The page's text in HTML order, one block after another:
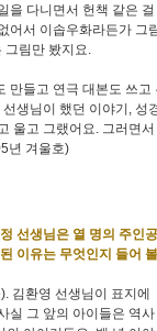
을 다니면서 헌책 같은 걸
어서 이솝우화라든가 그
그림만 봤지요.
만들고 연극 대본도 쓰고
생님이 했던 이야기, 성
울고 그랬어요. 그러면
년 겨울호)
선생님은 열 명의 주인공
이유는 무엇인지 들어 볼
김환영 선생님이 표지에
실 그 앞의 아이들은 역사